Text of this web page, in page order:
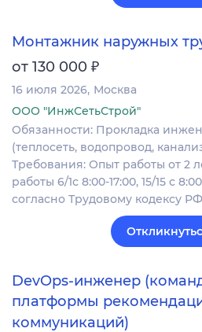
Монтажник наружных
от 130 000 ₽
16 июля 2026 Москва
ООО "ИнжСетьСтрой"
Обязанности: Прокладка
(теплосеть, водопровод,
Требования: Опыт работы от 2
работы 6/1с 8:00-17:00, 15/15 с
согласно Трудовому кодексу РФ
DevOps-инженер
платформы
коммуникаций)